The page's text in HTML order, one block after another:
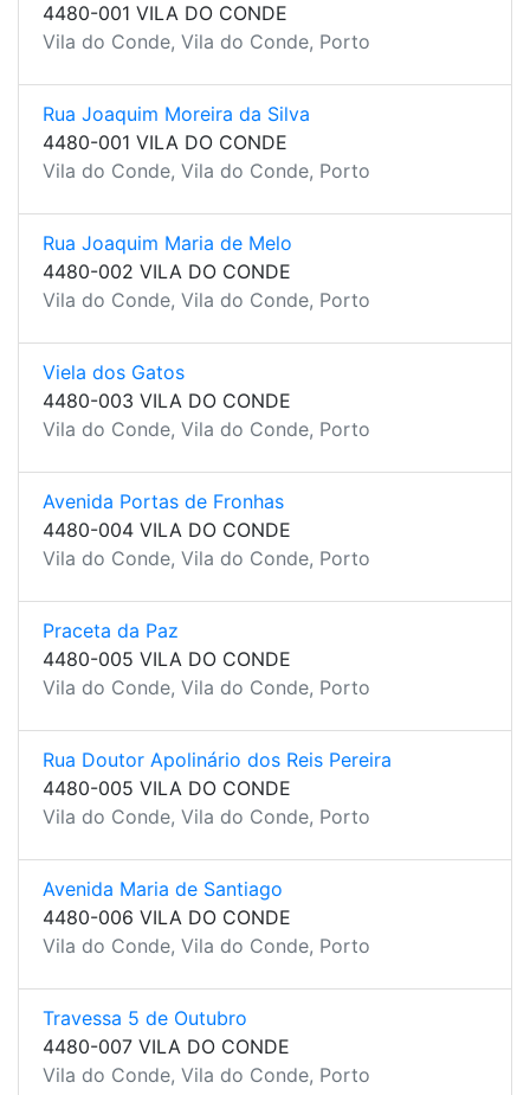
4480-001 VILA DO CONDE
Vila do Conde, Vila do Conde, Porto
Rua Joaquim Moreira da Silva
4480-001 VILA DO CONDE
Vila do Conde, Vila do Conde, Porto
Rua Joaquim Maria de Melo
4480-002 VILA DO CONDE
Vila do Conde, Vila do Conde, Porto
Viela dos Gatos
4480-003 VILA DO CONDE
Vila do Conde, Vila do Conde, Porto
Avenida Portas de Fronhas
4480-004 VILA DO CONDE
Vila do Conde, Vila do Conde, Porto
Praceta da Paz
4480-005 VILA DO CONDE
Vila do Conde, Vila do Conde, Porto
Rua Doutor Apolinário dos Reis Pereira
4480-005 VILA DO CONDE
Vila do Conde, Vila do Conde, Porto
Avenida Maria de Santiago
4480-006 VILA DO CONDE
Vila do Conde, Vila do Conde, Porto
Travessa 5 de Outubro
4480-007 VILA DO CONDE
Vila do Conde, Vila do Conde, Porto